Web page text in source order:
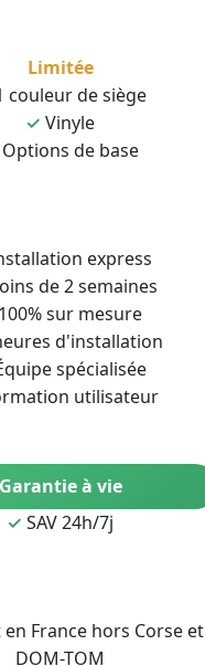
Limitée
couleur de siège
✓ Vinyle
Options de base
express
de 2 semaines
100% sur mesure
d'installation
spécialisée
utilisateur
Garantie à vie
✓ SAV 24h/7j
France hors Corse et
DOM-TOM